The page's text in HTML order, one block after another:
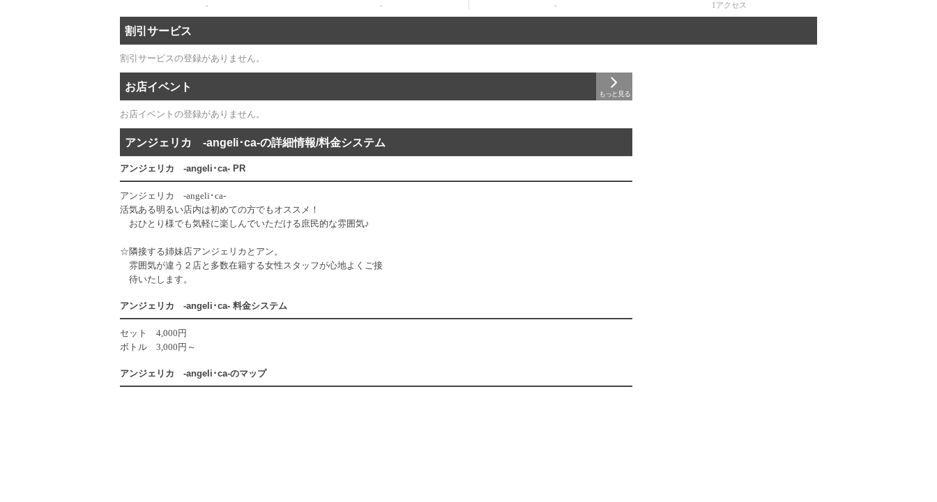
- - - 1 アクセス
割引サービス
割引サービスの登録がありません。
お店イベント
お店イベントの登録がありません。
アンジェリカ ‐angeli･ca‐の詳細情報/料金システム
アンジェリカ ‐angeli･ca‐ PR
アンジェリカ ‐angeli･ca-
活気ある明るい店内は初めての方でもオススメ！
おひとり様でも気軽に楽しんでいただける庶民的な雰囲気♪
☆隣接する姉妹店アンジェリカとアン。
雰囲気が違う２店と多数在籍する女性スタッフが心地よくご接
待いたします。
アンジェリカ ‐angeli･ca‐ 料金システム
セット 4,000円
ボトル 3,000円～
アンジェリカ ‐angeli･ca‐のマップ